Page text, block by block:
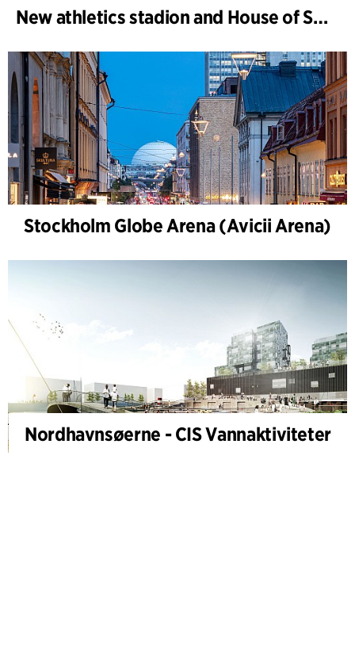
New athletics stadion and House of Sports, Kongelunden Aarhus
Stockholm Globe Arena (Avicii Arena)
Nordhavnsøerne - CIS Vannaktiviteter